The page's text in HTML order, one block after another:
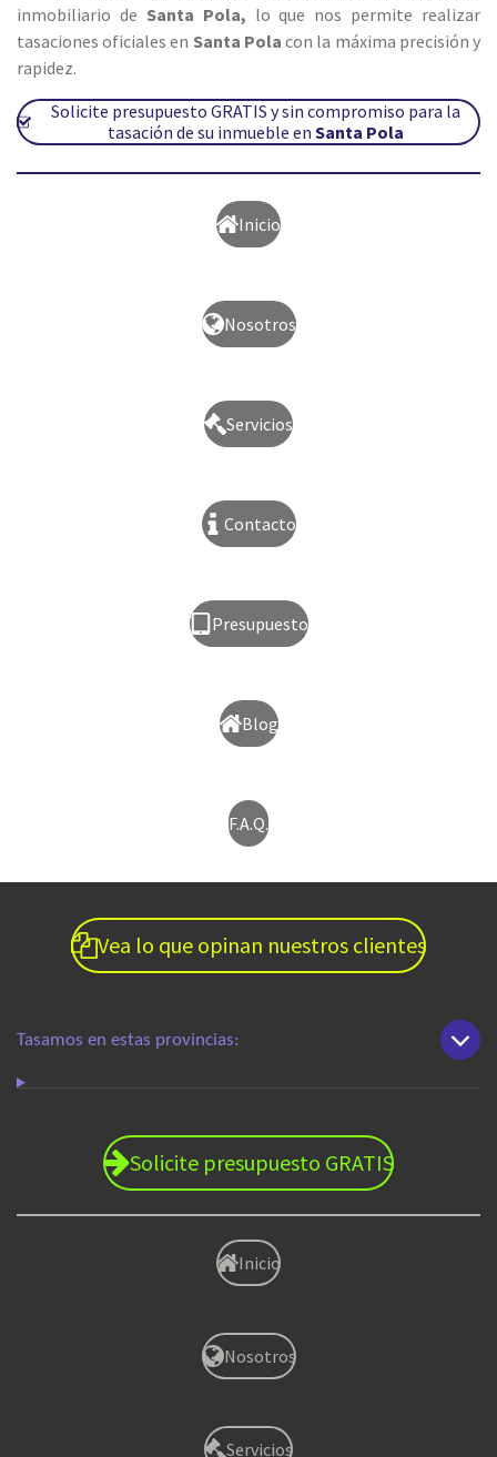
inmobiliario de Santa Pola, lo que nos permite realizar
tasaciones oficiales en Santa Polacon la máxima precisión y
rapidez.
Solicite presupuesto GRATIS y sin compromiso para la
tasación de su inmueble en Santa Pola
Inicio
Nosotros
Servicios
Contacto
Presupuesto
Blog
F.A.Q.
Vea lo que opinan nuestros clientes
Tasamos en estas provincias:
Solicite presupuesto GRATIS
Inicio
Nosotros
Servicios